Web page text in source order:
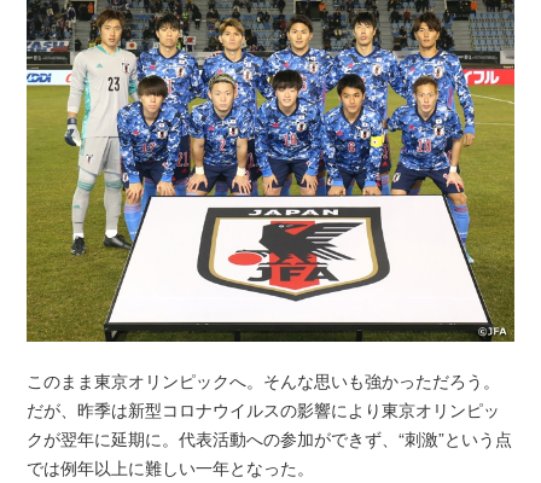
このまま東京オリンピックへ。そんな思いも強かっただろう。
だが、昨季は新型コロナウイルスの影響により東京オリンピッ
クが翌年に延期に。代表活動への参加ができず、“刺激”という点
では例年以上に難しい一年となった。